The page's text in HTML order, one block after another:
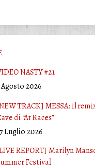
NASTY #21
Agosto 2026
TRACK] MESSA: il
di “At Races”
Luglio 2026
REPORT] Marilyn
Festival